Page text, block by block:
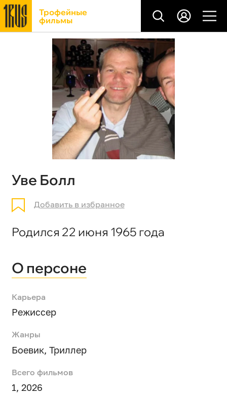
Трофейные
фильмы
Уве Болл
Добавить в избранное
Родился 22 июня 1965 года
О персоне
Карьера
Режиссер
Жанры
Боевик, Триллер
Всего фильмов
1, 2026